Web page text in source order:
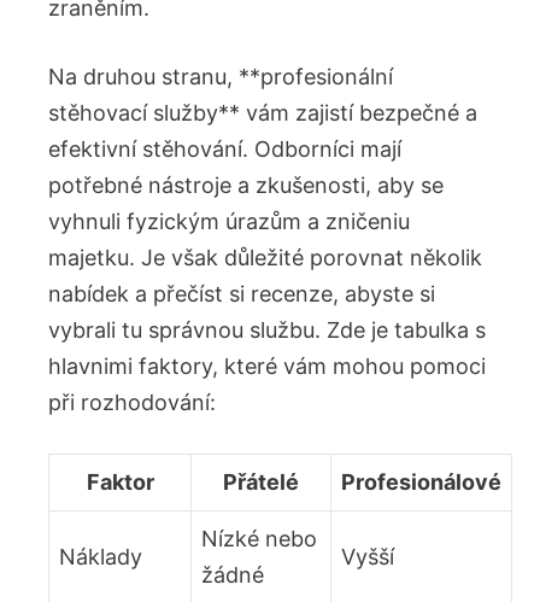
zraněním.
Na druhou stranu, **profesionální
stěhovací služby** vám zajistí bezpečné a
efektivní stěhování. Odborníci mají
potřebné nástroje a zkušenosti, aby se
vyhnuli fyzickým úrazům a zničeniu
majetku. Je však důležité porovnat několik
nabídek a přečíst si recenze, abyste si
vybrali tu správnou službu. Zde je tabulka s
hlavnimi faktory, které vám mohou pomoci
při rozhodování:
Faktor Přátelé Profesionálové
Náklady
Nízké nebo
žádné
Vyšší